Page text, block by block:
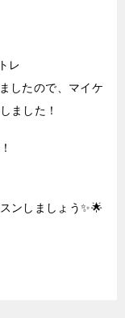
レ
したので、マイケ
ました！
ンしましょう✨🌟